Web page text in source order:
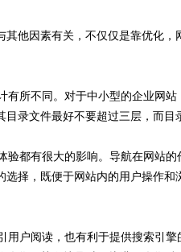
他因素有关，不仅仅是靠优化
所不同。对于中小型的企业网
录文件最好不要超过三层，而目
都有很大的影响。导航在网站
择，既便于网站内的用户操作
户阅读，也有利于提供搜索引